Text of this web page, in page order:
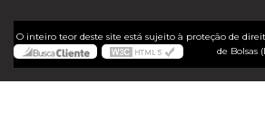
O inteiro teor deste site está sujeito à proteção de
de Bolsas